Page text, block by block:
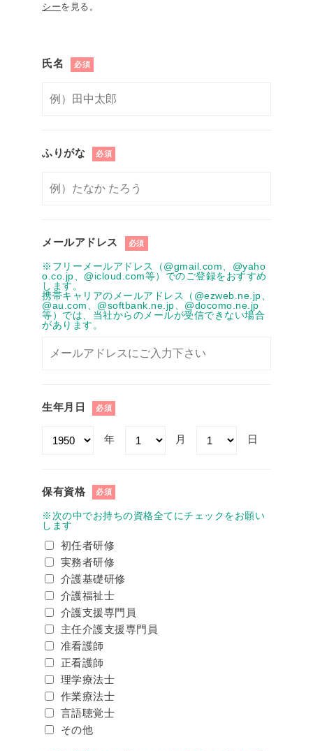
シーを見る。
氏名 必須
ふりがな 必須
メールアドレス 必須
※フリーメールアドレス（@gmail.com、@yaho
o.co.jp、@icloud.com等）でのご登録をおすすめ
します。
携帯キャリアのメールアドレス（@ezweb.ne.jp、
@au.com、@softbank.ne.jp、@docomo.ne.jp
等）では、当社からのメールが受信できない場合
があります。
生年月日 必須
年 月 日
保有資格 必須
※次の中でお持ちの資格全てにチェックをお願い
します
初任者研修
実務者研修
介護基礎研修
介護福祉士
介護支援専門員
主任介護支援専門員
准看護師
正看護師
理学療法士
作業療法士
言語聴覚士
その他